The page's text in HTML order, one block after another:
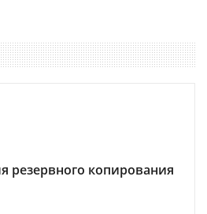
резервного копирования